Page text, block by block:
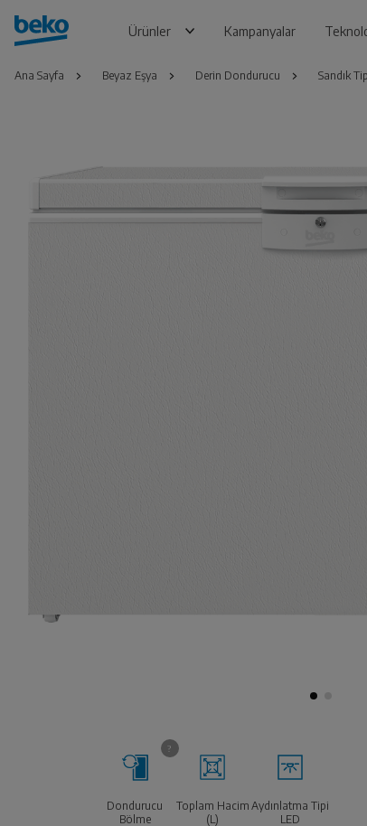
Ürünler Kampanyalar
Ana Sayfa Beyaz Eşya Derin Dondurucu Sandık
Dondurucu
Bölme
Toplam Hacim
(L)
Aydınlatma Tipi
LED